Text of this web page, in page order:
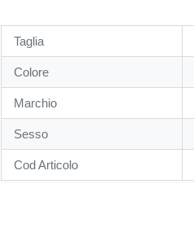
Taglia
Colore
Marchio
Sesso
Cod Articolo